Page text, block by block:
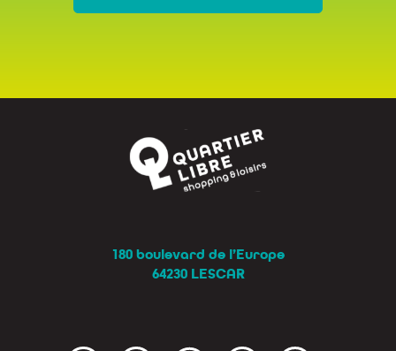
180 boulevard de l’Europe
64230 LESCAR